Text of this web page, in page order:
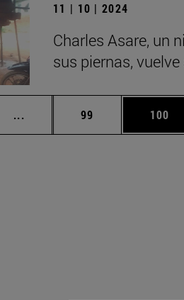
11 | 10 | 2024
Charles Asare, un
sus piernas,
... Páginas intermedias Use TAB
Página
99 Página
100